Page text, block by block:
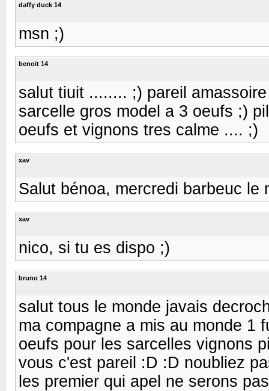
daffy duck 14
msn ;)
benoit 14
salut tiuit ........ ;) pareil
sarcelle gros model a 3 oeufs ;)
oeufs et vignons tres calme .... ;)
xav
Salut bénoa, mercredi barbeuc le
xav
nico, si tu es dispo ;)
bruno 14
salut tous le monde javais
ma compagne a mis au monde 1
oeufs pour les sarcelles vignons
vous c'est pareil :D :D noubliez
les premier qui apel ne serons